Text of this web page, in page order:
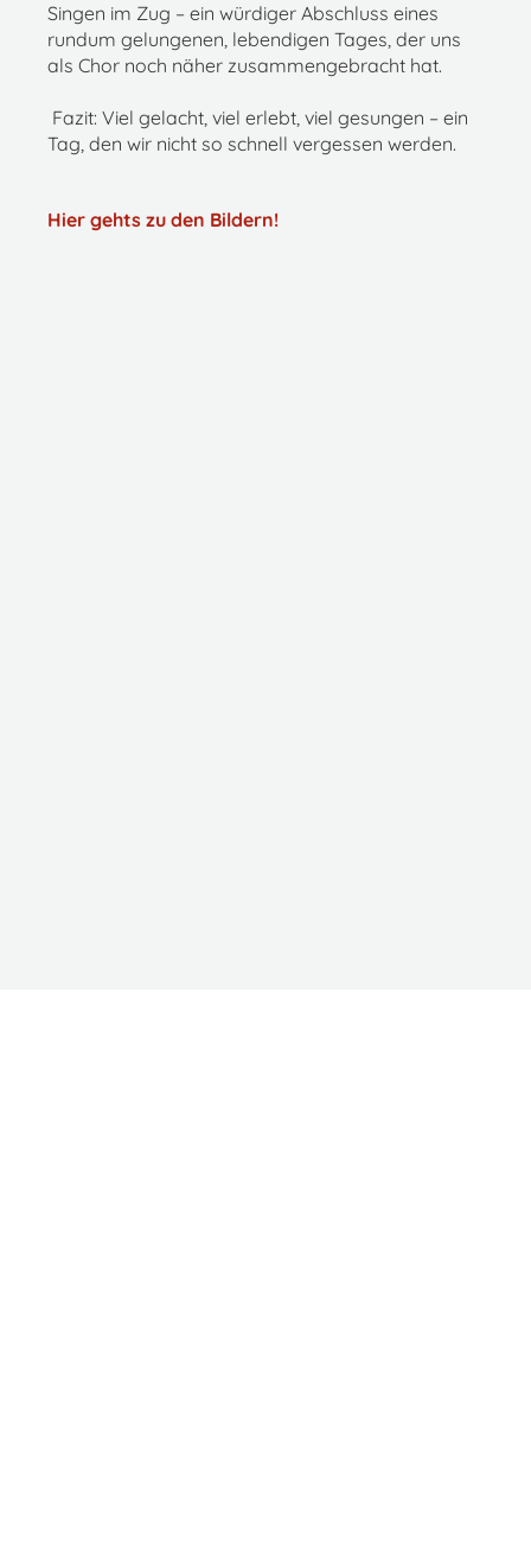
Singen im Zug – ein würdiger Abschluss eines
rundum gelungenen, lebendigen Tages, der uns
als Chor noch näher zusammengebracht hat.
Fazit: Viel gelacht, viel erlebt, viel gesungen – ein
Tag, den wir nicht so schnell vergessen werden.
Hier gehts zu den Bildern!